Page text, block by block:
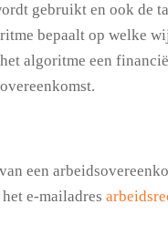
gebruikt en ook de
bepaalt op welke
algoritme een
een
e-mailadres